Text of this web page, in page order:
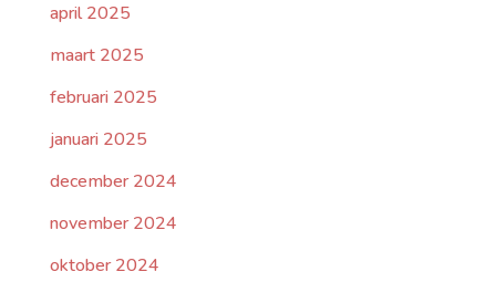
april 2025
maart 2025
februari 2025
januari 2025
december 2024
november 2024
oktober 2024